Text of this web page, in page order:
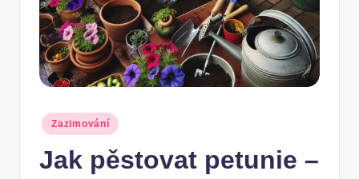
Posted
in
Zazimování
Jak pěstovat petunie –